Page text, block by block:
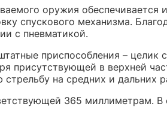
оружия
спускового механизма.
с пневматикой.
приспособления –
присутствующей в верхней
на средних и дальних
365 миллиметрам.